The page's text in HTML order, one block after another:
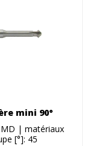
mini 90°
| matériaux
[°]: 45